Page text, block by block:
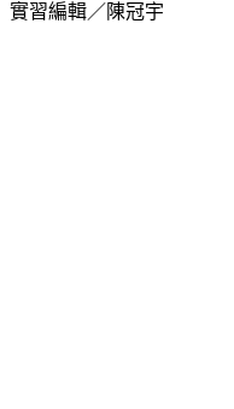
實習編輯／陳冠宇